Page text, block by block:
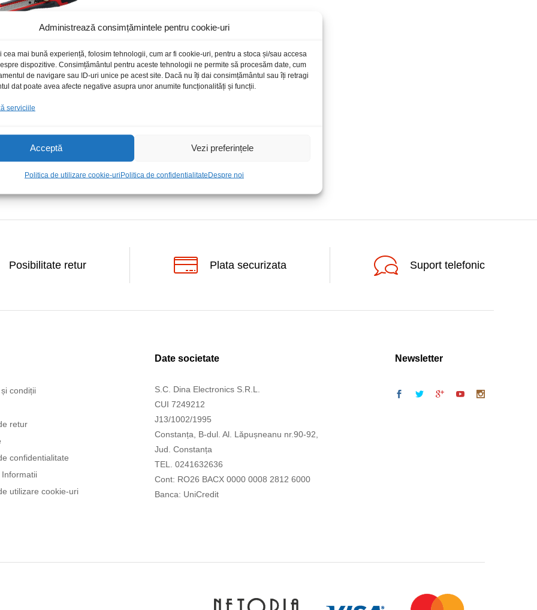
Administrează consimțămintele pentru cookie-uri
cea mai bună experiență, folosim tehnologii, cum ar fi cookie-uri, pentru a stoca și/sau accesa
dispozitive. Consimțământul pentru aceste tehnologii ne permite să procesăm date, cum
de navigare sau ID-uri unice pe acest site. Dacă nu îți dai consimțământul sau îți retragi
dat poate avea afecte negative asupra unor anumite funcționalități și funcții.
serviciile
Acceptă Vezi preferințele
Politica de utilizare cookie-uriPolitica de confidentialitateDespre noi
rozeta 30039
Posibilitate retur Plata securizata Suport telefonic
condiții
retur
confidentialitate
utilizare cookie-uri
Date societate
S.C. Dina Electronics S.R.L.
CUI 7249212
J13/1002/1995
Constanța, B-dul. Al. Lăpușneanu nr.90-92,
Jud. Constanța
TEL. 0241632636
Cont: RO26 BACX 0000 0008 2812 6000
Banca: UniCredit
Newsletter